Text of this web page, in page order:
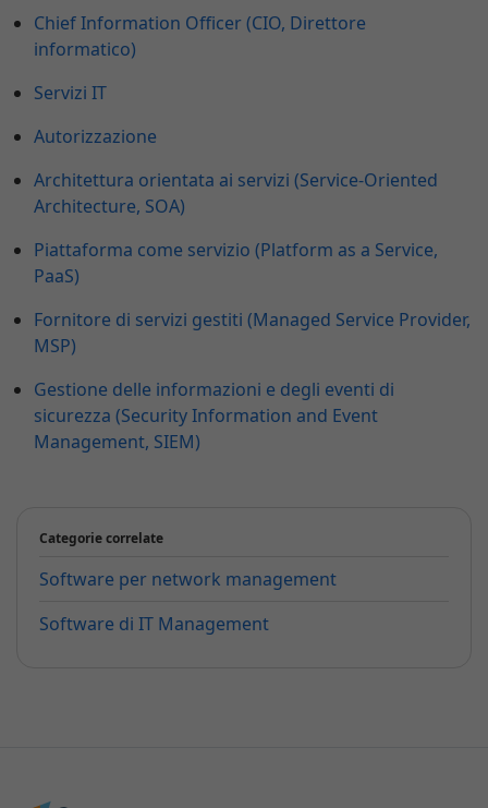
Chief Information Officer (CIO, Direttore
informatico)
Servizi IT
Autorizzazione
Architettura orientata ai servizi (Service-Oriented
Architecture, SOA)
Piattaforma come servizio (Platform as a Service,
PaaS)
Fornitore di servizi gestiti (Managed Service Provider,
MSP)
Gestione delle informazioni e degli eventi di
sicurezza (Security Information and Event
Management, SIEM)
Categorie correlate
Software per network management
Software di IT Management